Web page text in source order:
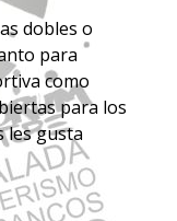
dobles o
para
como
para los
les gusta